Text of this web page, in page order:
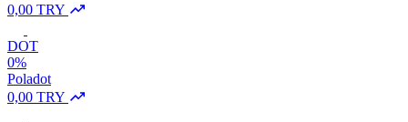
0,00 TRY
DOT
0%
Poladot
0,00 TRY